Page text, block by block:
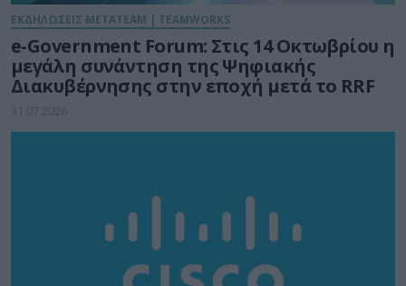
ΕΚΔΗΛΩΣΕΙΣ METATEAM | TEAMWORKS
e-Government Forum: Στις 14 Οκτωβρίου η
μεγάλη συνάντηση της Ψηφιακής
Διακυβέρνησης στην εποχή μετά το RRF
31.07.2026